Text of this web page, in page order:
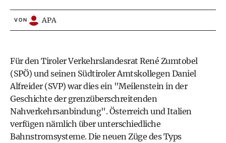
VON APA
Für den Tiroler Verkehrslandesrat René Zumtobel
(SPÖ) und seinen Südtiroler Amtskollegen Daniel
Alfreider (SVP) war dies ein "Meilenstein in der
Geschichte der grenzüberschreitenden
Nahverkehrsanbindung". Österreich und Italien
verfügen nämlich über unterschiedliche
Bahnstromsysteme. Die neuen Züge des Typs